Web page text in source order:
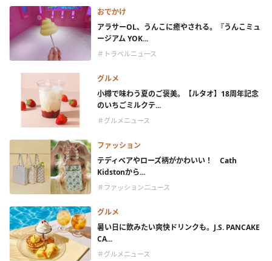
おでかけ
アラサーOL、うんこに癒やされる。『うんこミュ
ージアム YOK...
＃トラベルニュース
グルメ
小樽で味わう夏のご褒美。【ルタオ】18周年記念
のいちごミルクテ...
＃グルメニュース
ファッション
テディベアやローズ柄がかわいい！ Cath
Kidstonから...
＃ファッションニュース
グルメ
暑い日に飲みたい爽快ドリンクも。J.S. PANCAKE
CA...
＃グルメニュース